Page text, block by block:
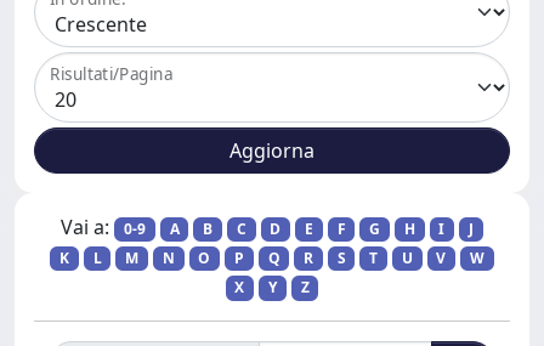
Risultati/Pagina
Vai a: 0-9 A B C D E F G H I
J
K
L M N O P Q R S T U V
W
X
Y Z